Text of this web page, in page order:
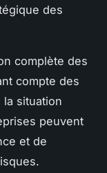
des
complète des
compte des
la situation
peuvent
et de